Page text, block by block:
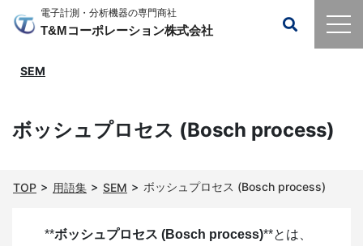
電子計測・分析機器の専門商社
T&Mコーポレーション株式会社
SEM
ボッシュプロセス (Bosch process)
TOP 用語集 SEM ボッシュプロセス (Bosch process)
**ボッシュプロセス (Bosch process)**とは、